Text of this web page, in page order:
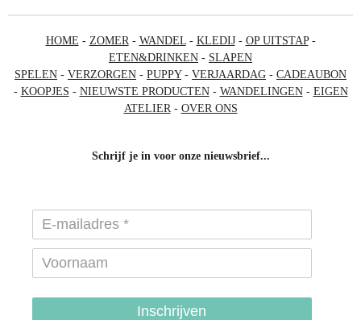
HOME - ZOMER- WANDEL- KLEDIJ- OP UITSTAP-
ETEN&DRINKEN - SLAPEN
SPELEN - VERZORGEN - PUPPY- VERJAARDAG - CADEAUBON
- KOOPJES - NIEUWSTE PRODUCTEN- WANDELINGEN- EIGEN
ATELIER- OVER ONS
Schrijf je in voor onze nieuwsbrief...
Inschrijven